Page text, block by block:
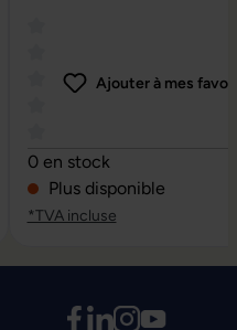
Note moyenne de 0 sur 5
Ajouter à mes
0 en stock
Plus disponible
*TVA incluse